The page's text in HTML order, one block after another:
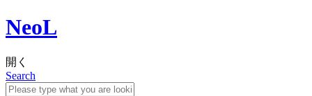
NeoL
開く
Search